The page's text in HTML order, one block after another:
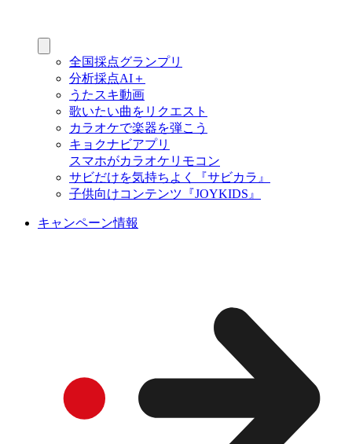
全国採点グランプリ
分析採点AI＋
うたスキ動画
歌いたい曲をリクエスト
カラオケで楽器を弾こう
キョクナビアプリ
スマホがカラオケリモコン
サビだけを気持ちよく『サビカラ』
子供向けコンテンツ『JOYKIDS』
キャンペーン情報